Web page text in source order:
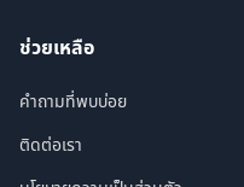
ช่วยเหลือ
คำถามที่พบบ่อย
ติดต่อเรา